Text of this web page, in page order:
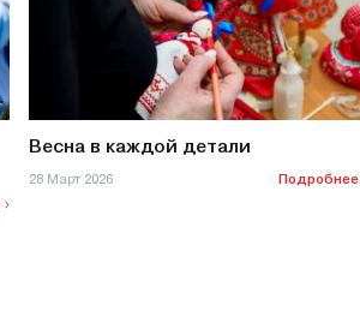
Весна в каждой детали
28 Март 2026 Подробнее